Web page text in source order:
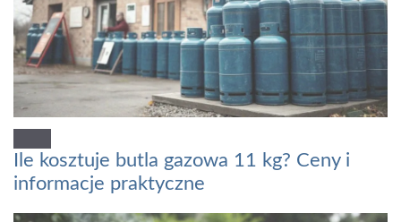
Ile kosztuje butla gazowa 11 kg? Ceny i
informacje praktyczne